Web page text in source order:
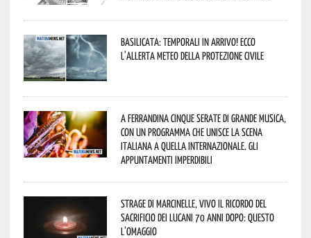
Basilicata: temporali in arrivo! Ecco
l’allerta meteo della Protezione civile
A Ferrandina cinque serate di grande musica,
con un programma che unisce la scena
italiana a quella internazionale. Gli
appuntamenti imperdibili
Strage di Marcinelle, vivo il ricordo del
sacrificio dei lucani 70 anni dopo: questo
l’omaggio